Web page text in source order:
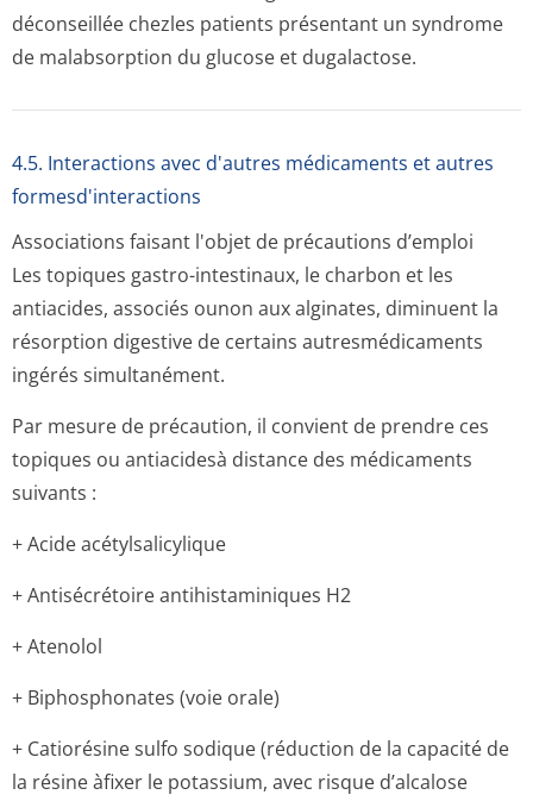
déconseillée chezles patients présentant un syndrome
de malabsorption du glucose et dugalactose.
4.5. Interactions avec d'autres médicaments et autres
formesd'interactions
Associations faisant l'objet de précautions d’emploi
Les topiques gastro-intestinaux, le charbon et les
antiacides, associés ounon aux alginates, diminuent la
résorption digestive de certains autresmédicaments
ingérés simultanément.
Par mesure de précaution, il convient de prendre ces
topiques ou antiacidesà distance des médicaments
suivants :
+ Acide acétylsalicylique
+ Antisécrétoire antihistaminiques H2
+ Atenolol
+ Biphosphonates (voie orale)
+ Catiorésine sulfo sodique (réduction de la capacité de
la résine àfixer le potassium, avec risque d’alcalose